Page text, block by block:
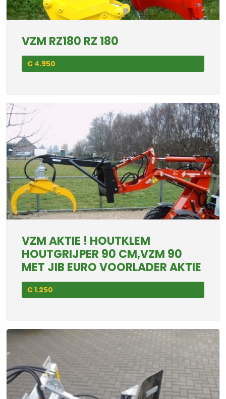
VZM RZ180 RZ 180
€ 4.950
VZM AKTIE ! HOUTKLEM
HOUTGRIJPER 90 CM,VZM 90
MET JIB EURO VOORLADER AKTIE
€ 1.250